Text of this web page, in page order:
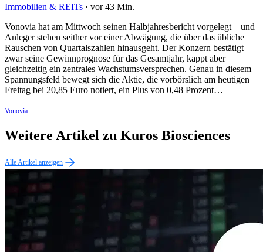
Immobilien & REITs · vor 43 Min.
Vonovia hat am Mittwoch seinen Halbjahresbericht vorgelegt – und
Anleger stehen seither vor einer Abwägung, die über das übliche
Rauschen von Quartalszahlen hinausgeht. Der Konzern bestätigt
zwar seine Gewinnprognose für das Gesamtjahr, kappt aber
gleichzeitig ein zentrales Wachstumsversprechen. Genau in diesem
Spannungsfeld bewegt sich die Aktie, die vorbörslich am heutigen
Freitag bei 20,85 Euro notiert, ein Plus von 0,48 Prozent…
Vonovia
Weitere Artikel zu Kuros Biosciences
Alle Artikel anzeigen